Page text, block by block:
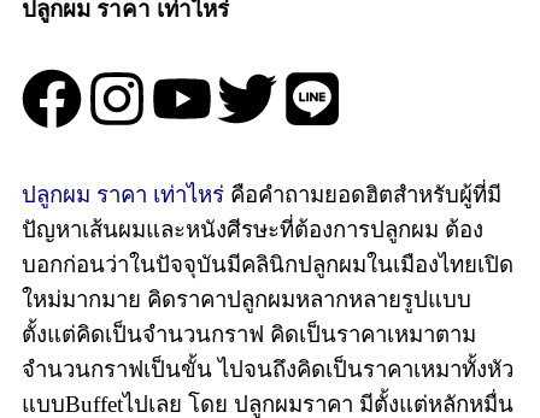
ปลูกผม ราคา เท่าไหร่
ปลูกผม ราคา เท่าไหร่ คือคำถามยอดฮิตสำหรับผู้ที่มี
ปัญหาเส้นผมและหนังศีรษะที่ต้องการปลูกผม ต้อง
บอกก่อนว่าในปัจจุบันมีคลินิกปลูกผมในเมืองไทยเปิด
ใหม่มากมาย คิดราคาปลูกผมหลากหลายรูปแบบ
ตั้งแต่คิดเป็นจำนวนกราฟ คิดเป็นราคาเหมาตาม
จำนวนกราฟเป็นขั้น ไปจนถึงคิดเป็นราคาเหมาทั้งหัว
แบบBuffetไปเลย โดย ปลูกผมราคา มีตั้งแต่หลักหมื่น